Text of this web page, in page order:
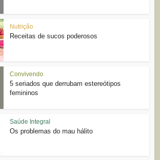
Nutrição
Receitas de sucos poderosos
Convivendo
5 seriados que derrubam estereótipos
femininos
Saúde Integral
Os problemas do mau hálito